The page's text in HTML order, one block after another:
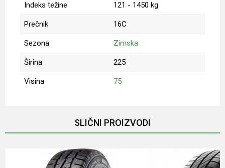
Indeks težine 121 - 1450 kg
Prečnik 16C
Sezona Zimska
Širina 225
Visina 75
SLIČNI PROIZVODI